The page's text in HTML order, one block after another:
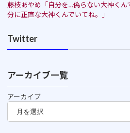
藤枝あやめ「自分を…偽らない大神く
分に正直な大神くんでいてね。」
Twitter
アーカイブ一覧
アーカイブ